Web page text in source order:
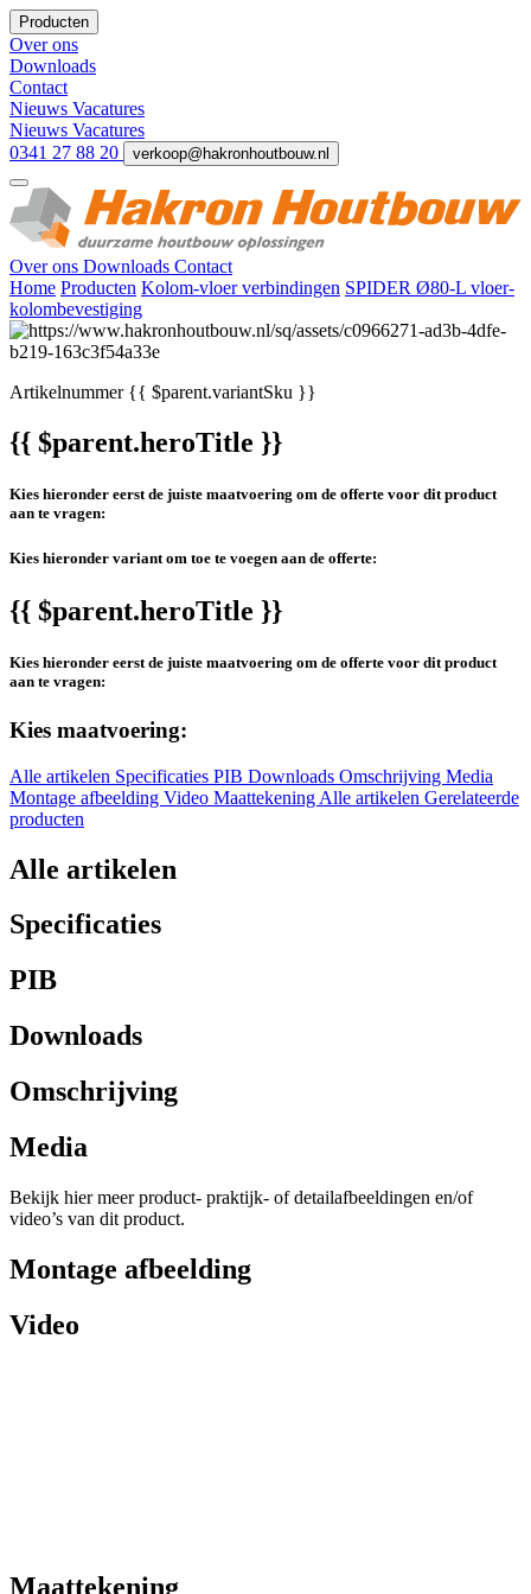
Producten
Over ons
Downloads
Contact
Nieuws Vacatures
Nieuws Vacatures
0341 27 88 20
verkoop@hakronhoutbouw.nl
Over ons Downloads Contact
Home Producten Kolom-vloer verbindingen SPIDER Ø80-L vloer-
kolombevestiging
Artikelnummer{{ $parent.variantSku }}
{{ $parent.heroTitle }}
Kies hieronder eerst de juiste maatvoering om de offerte voor dit product
aan te vragen:
Kies hieronder variant om toe te voegen aan de offerte:
{{ $parent.heroTitle }}
Kies hieronder eerst de juiste maatvoering om de offerte voor dit product
aan te vragen:
Kies maatvoering:
Alle artikelen Specificaties PIB Downloads Omschrijving Media
Montage afbeelding Video Maattekening Alle artikelen Gerelateerde
producten
Alle artikelen
Specificaties
PIB
Downloads
Omschrijving
Media
Bekijk hier meer product- praktijk- of detailafbeeldingen en/of
video’s van dit product.
Montage afbeelding
Video
Maattekening